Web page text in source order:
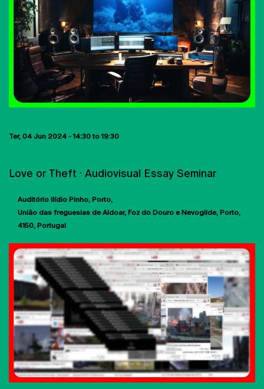
Ter, 04 Jun 2024 -14:30to19:30
Love or Theft · Audiovisual Essay Seminar
Auditório Ilídio Pinho Porto
União das freguesias de Aldoar, Foz do Douro e Nevogilde, Porto
4150 Portugal